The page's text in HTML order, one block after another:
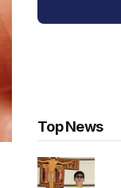
Top News